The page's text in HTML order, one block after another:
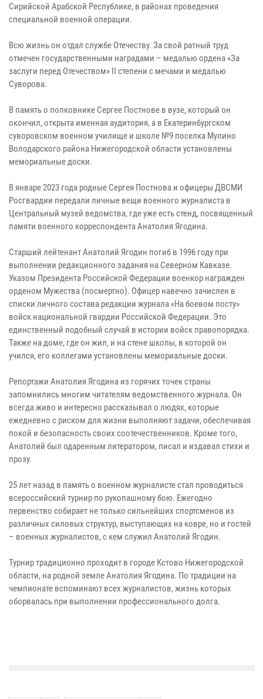
Сирийской Арабской Республике, в районах проведения
специальной военной операции.
Всю жизнь он отдал службе Отечеству. За свой ратный труд
отмечен государственными наградами – медалью ордена «За
заслуги перед Отечеством» II степени с мечами и медалью
Суворова.
В память о полковнике Сергее Постнове в вузе, который он
окончил, открыта именная аудитория, а в Екатеринбургском
суворовском военном училище и школе №9 поселка Мулино
Володарского района Нижегородской области установлены
мемориальные доски.
В январе 2023 года родные Сергея Постнова и офицеры ДВСМИ
Росгвардии передали личные вещи военного журналиста в
Центральный музей ведомства, где уже есть стенд, посвященный
памяти военного корреспондента Анатолия Ягодина.
Старший лейтенант Анатолий Ягодин погиб в 1996 году при
выполнении редакционного задания на Северном Кавказе.
Указом Президента Российской Федерации военкор награжден
орденом Мужества (посмертно). Офицер навечно зачислен в
списки личного состава редакции журнала «На боевом посту»
войск национальной гвардии Российской Федерации. Это
единственный подобный случай в истории войск правопорядка.
Также на доме, где он жил, и на стене школы, в которой он
учился, его коллегами установлены мемориальные доски.
Репортажи Анатолия Ягодина из горячих точек страны
запомнились многим читателям ведомственного журнала. Он
всегда живо и интересно рассказывал о людях, которые
ежедневно с риском для жизни выполняют задачи, обеспечивая
покой и безопасность своих соотечественников. Кроме того,
Анатолий был одаренным литератором, писал и издавал стихи и
прозу.
25 лет назад в память о военном журналисте стал проводиться
всероссийский турнир по рукопашному бою. Ежегодно
первенство собирает не только сильнейших спортсменов из
различных силовых структур, выступающих на ковре, но и гостей
– военных журналистов, с кем служил Анатолий Ягодин.
Турнир традиционно проходит в городе Кстово Нижегородской
области, на родной земле Анатолия Ягодина. По традиции на
чемпионате вспоминают всех журналистов, жизнь которых
оборвалась при выполнении профессионального долга.